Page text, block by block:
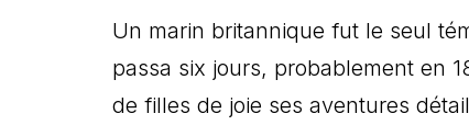
Un marin britannique fut le seul
passa six jours, probablement en
de filles de joie ses aventures